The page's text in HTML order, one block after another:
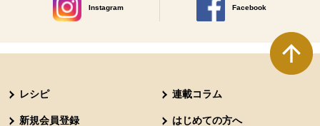
Instagram
別のウィンドウで開きます。
Facebook
別のウィンドウで開きます
レシピ 連載コラム
新規会員登録 はじめての方へ